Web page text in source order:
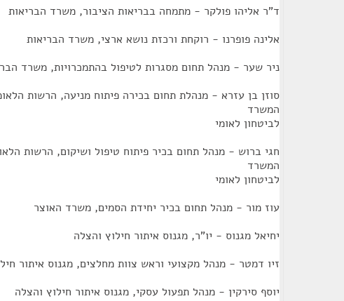
ד"ר אליהו פולקר - מתמחה בבריאות הציבור, משרד הבריאות
אלינה פופרנו - רוקחת ורכזת נושא ארצי, משרד הבריאות
ניר שער - מנהל תחום מסגרות לטיפול בהתמכרויות, משרד
סוזן בן עזרא - מנהלת תחום בכירה פיתוח מניעה, הרשות
המשרד
לביטחון לאומי
חגי ברוש - מנהל תחום בכיר פיתוח טיפול ושיקום, הרשות
המשרד
לביטחון לאומי
עוז מור - מנהל תחום בכיר יחידת הסמים, משרד האוצר
יחיאל מגנוס - יו"ר, מגנוס איתור חילוץ והצלה
זיו דמטר - מנהל מקצועי וראש צוות מחלצים, מגנוס איתור
יוסף סירקין - מנהל תפעול עסקי, מגנוס איתור חילוץ והצלה